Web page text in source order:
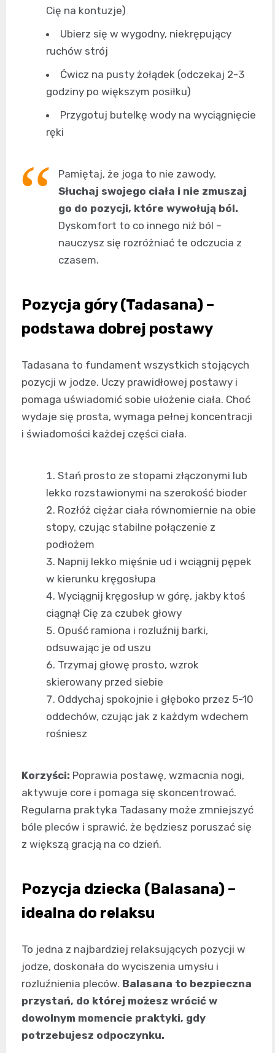
Cię na kontuzje)
Ubierz się w wygodny, niekrępujący
ruchów strój
Ćwicz na pusty żołądek (odczekaj 2-3
godziny po większym posiłku)
Przygotuj butelkę wody na wyciągnięcie
ręki
Pamiętaj, że joga to nie zawody.
Słuchaj swojego ciała i nie zmuszaj
go do pozycji, które wywołują ból.
Dyskomfort to co innego niż ból –
nauczysz się rozróżniać te odczucia z
czasem.
Pozycja góry (Tadasana) –
podstawa dobrej postawy
Tadasana to fundament wszystkich stojących
pozycji w jodze. Uczy prawidłowej postawy i
pomaga uświadomić sobie ułożenie ciała. Choć
wydaje się prosta, wymaga pełnej koncentracji
i świadomości każdej części ciała.
Stań prosto ze stopami złączonymi lub
lekko rozstawionymi na szerokość bioder
Rozłóż ciężar ciała równomiernie na obie
stopy, czując stabilne połączenie z
podłożem
Napnij lekko mięśnie ud i wciągnij pępek
w kierunku kręgosłupa
Wyciągnij kręgosłup w górę, jakby ktoś
ciągnął Cię za czubek głowy
Opuść ramiona i rozluźnij barki,
odsuwając je od uszu
Trzymaj głowę prosto, wzrok
skierowany przed siebie
Oddychaj spokojnie i głęboko przez 5-10
oddechów, czując jak z każdym wdechem
rośniesz
Korzyści: Poprawia postawę, wzmacnia nogi,
aktywuje core i pomaga się skoncentrować.
Regularna praktyka Tadasany może zmniejszyć
bóle pleców i sprawić, że będziesz poruszać się
z większą gracją na co dzień.
Pozycja dziecka (Balasana) –
idealna do relaksu
To jedna z najbardziej relaksujących pozycji w
jodze, doskonała do wyciszenia umysłu i
rozluźnienia pleców. Balasana to bezpieczna
przystań, do której możesz wrócić w
dowolnym momencie praktyki, gdy
potrzebujesz odpoczynku.